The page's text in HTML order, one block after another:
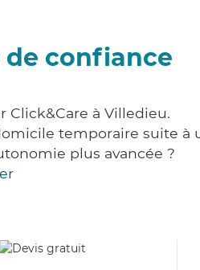
de confiance
Click&Care à Villedieu.
temporaire suite à
plus avancée ?